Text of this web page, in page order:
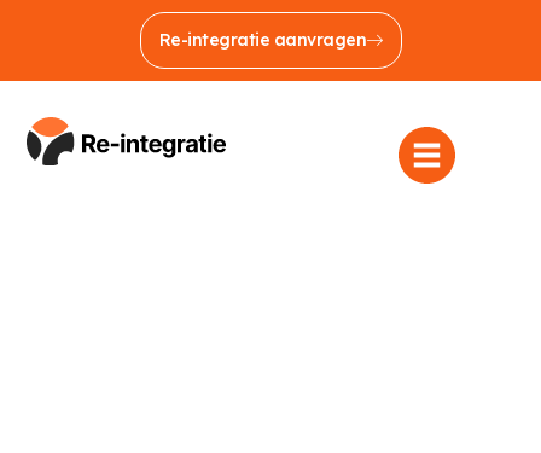
Re-integratie aanvragen